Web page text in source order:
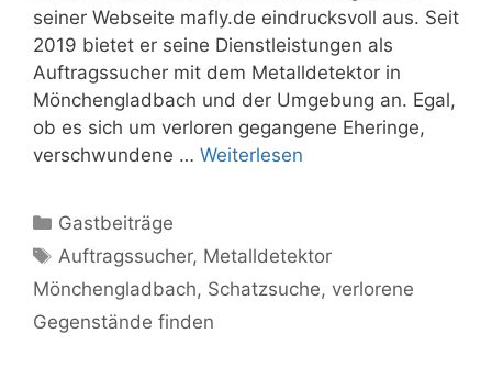
seiner Webseite mafly.de eindrucksvoll aus. Seit
2019 bietet er seine Dienstleistungen als
Auftragssucher mit dem Metalldetektor in
Mönchengladbach und der Umgebung an. Egal,
ob es sich um verloren gegangene Eheringe,
verschwundene … Weiterlesen
Kategorien
Gastbeiträge
Schlagwörter
Auftragssucher, Metalldetektor
Mönchengladbach, Schatzsuche, verlorene
Gegenstände finden